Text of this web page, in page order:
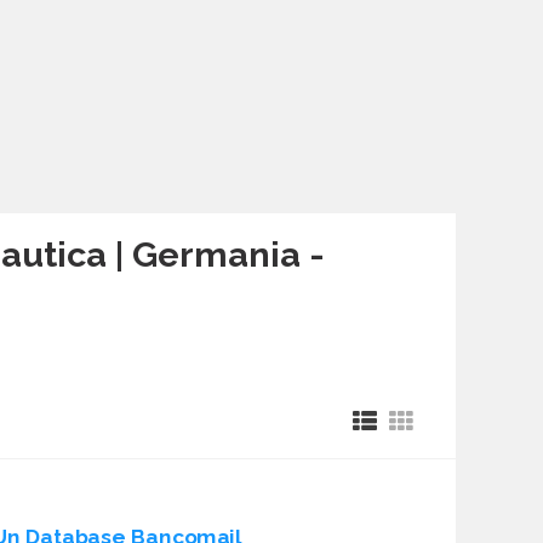
| Germania -
Database Bancomail